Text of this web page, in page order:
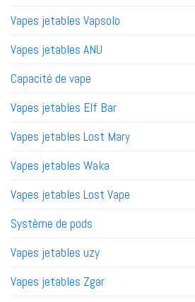
Vapes jetables Vapsolo
Vapes jetables ANU
Capacité de vape
Vapes jetables Elf Bar
Vapes jetables Lost Mary
Vapes jetables Waka
Vapes jetables Lost Vape
Système de pods
Vapes jetables uzy
Vapes jetables Zgar